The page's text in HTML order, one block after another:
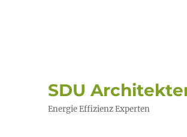
SDU
Energie Effizienz Experten